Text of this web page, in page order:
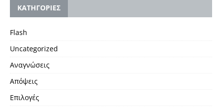
KΑΤΗΓΟΡΙΕΣ
Flash
Uncategorized
Αναγνώσεις
Απόψεις
Επιλογές